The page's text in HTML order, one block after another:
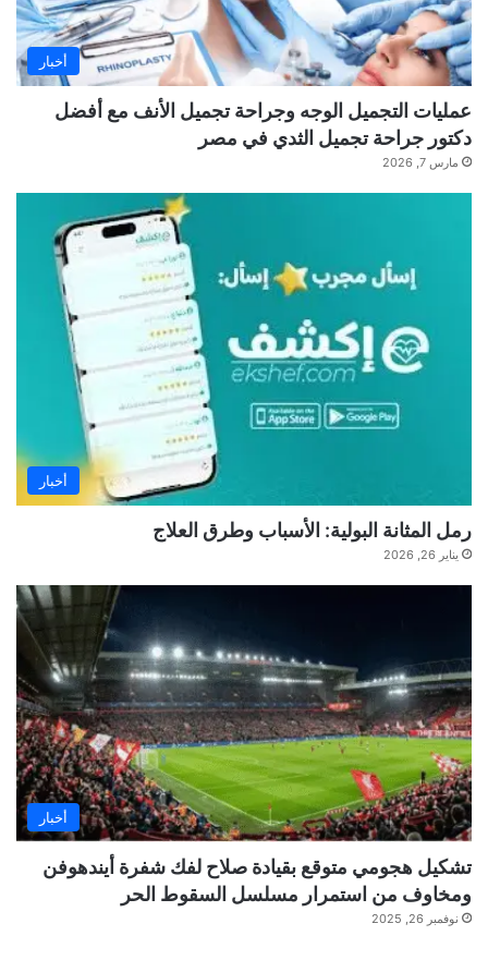
أخبار
عمليات التجميل الوجه وجراحة تجميل الأنف مع أفضل
دكتور جراحة تجميل الثدي في مصر
مارس 7, 2026
أخبار
رمل المثانة البولية: الأسباب وطرق العلاج
يناير 26, 2026
أخبار
تشكيل هجومي متوقع بقيادة صلاح لفك شفرة أيندهوفن
ومخاوف من استمرار مسلسل السقوط الحر
نوفمبر 26, 2025